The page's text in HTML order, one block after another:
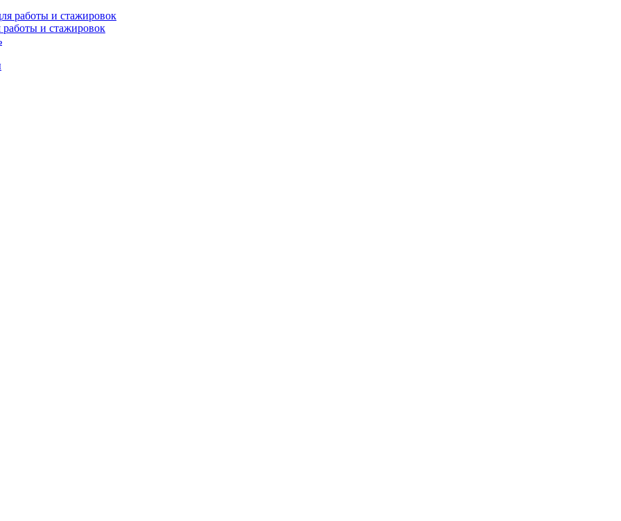
и стажировок